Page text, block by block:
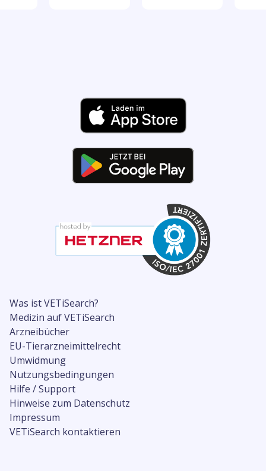
Was ist VETiSearch?
Medizin auf VETiSearch
Arzneibücher
EU-Tierarzneimittelrecht
Umwidmung
Nutzungsbedingungen
Hilfe / Support
Hinweise zum Datenschutz
Impressum
VETiSearch kontaktieren